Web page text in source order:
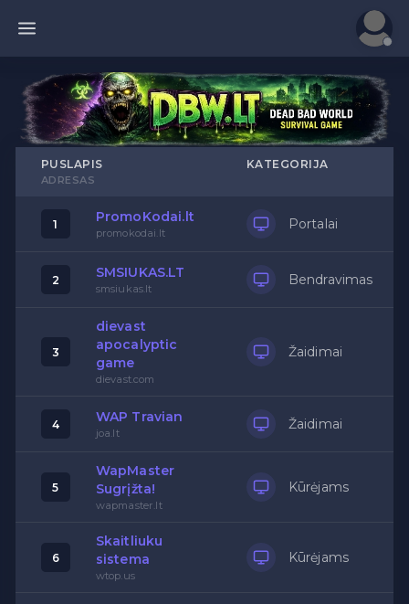
PUSLAPIS
ADRESAS
KATEGORIJA
1 PromoKodai.lt
promokodai.lt
Portalai
2 SMSIUKAS.LT
smsiukas.lt
Bendravimas
3
dievast
apocalyptic
game
dievast.com
Žaidimai
4 WAP Travian
joa.lt
Žaidimai
5
WapMaster
Sugrįžta!
wapmaster.lt
Kūrėjams
6
Skaitliuku
sistema
wtop.us
Kūrėjams